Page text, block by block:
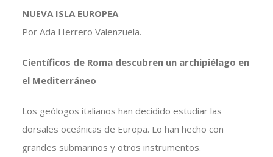
NUEVA ISLA EUROPEA
Por Ada Herrero Valenzuela.
Científicos de Roma descubren un archipiélago en
el Mediterráneo
Los geólogos italianos han decidido estudiar las
dorsales oceánicas de Europa. Lo han hecho con
grandes submarinos y otros instrumentos.